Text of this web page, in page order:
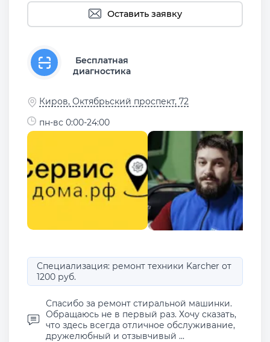
Оставить заявку
Бесплатная
диагностика
Киров, Октябрьский проспект, 72
пн-вс 0:00-24:00
Специализация: ремонт техники Karcher от
1200 руб.
Спасибо за ремонт стиральной машинки.
Обращаюсь не в первый раз. Хочу сказать,
что здесь всегда отличное обслуживание,
дружелюбный и отзывчивый ...